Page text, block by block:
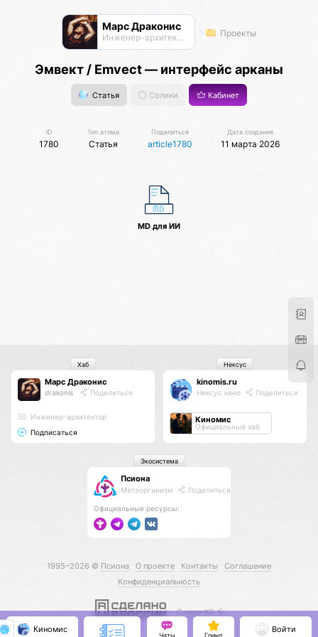
Марс Драконис
Инженер-архитектор Проекты
Эмвект / Emvect — интерфейс арканы
Статья Солики Кабинет
ID
1780
Тип атома
Статья
Поделиться
article1780
Дата создания
11 марта 2026
MD для ИИ
Марс Драконис
drakonis Поделиться
Инженер-архитектор
Подписаться
Хаб
kinomis.ru
Нексус кино Поделиться
Киномис
Официальный хаб
Нексус
Псиона
Метаорганизм Поделиться
Официальные ресурсы:
Экосистема
1995–2026 © Псиона О проекте Контакты
Соглашение
Конфиденциальность
С нами КО 🕉️
Киномис
Чаты Гринд
Войти